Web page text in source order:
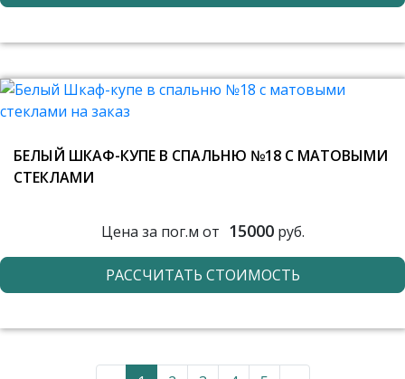
БЕЛЫЙ ШКАФ-КУПЕ В СПАЛЬНЮ №18 С МАТОВЫМИ
СТЕКЛАМИ
Цена за пог.м от 15000руб.
РАССЧИТАТЬ СТОИМОСТЬ